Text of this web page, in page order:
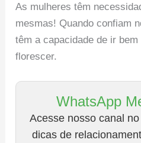
As mulheres têm
mesmas! Quando confiam
têm a capacidade de ir
florescer.
WhatsApp
Acesse nosso canal
dicas de